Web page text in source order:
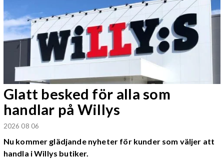
Glatt besked för alla som
handlar på Willys
2026 08 06
Nu kommer glädjande nyheter för kunder som väljer att
handla i Willys butiker.